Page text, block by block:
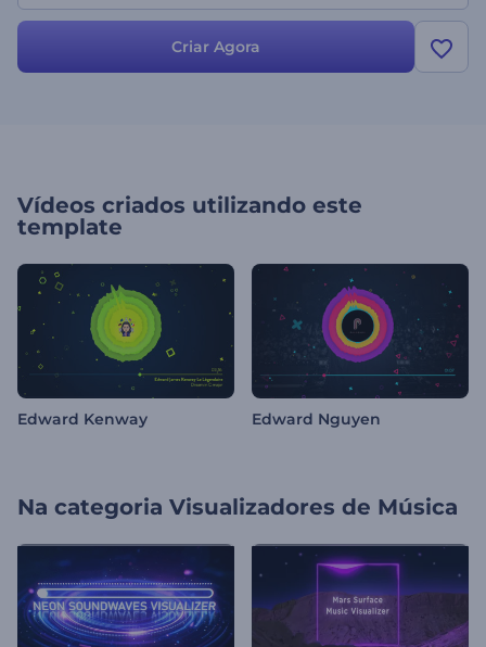
Criar Agora
Vídeos criados utilizando este
template
Edward Kenway Edward Nguyen
Na categoria Visualizadores de Música